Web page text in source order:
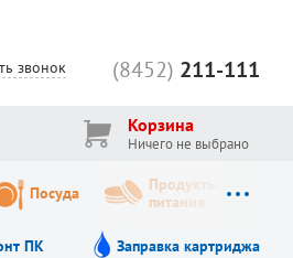
(8452) 211-111
звонок
Корзина
Ничего не выбрано
Посуда
Продукты
питания
ПК Заправка картриджа